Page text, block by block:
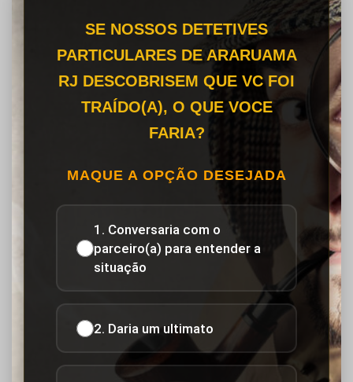
SE NOSSOS DETETIVES
PARTICULARES DE ARARUAMA
RJ DESCOBRISEM QUE VC FOI
TRAÍDO(A), O QUE VOCE
FARIA?
MAQUE A OPÇÃO DESEJADA
1. Conversaria com o
parceiro(a) para entender a
situação
2. Daria um ultimato